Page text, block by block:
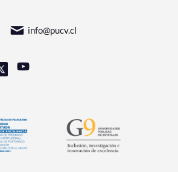
info@pucv.cl